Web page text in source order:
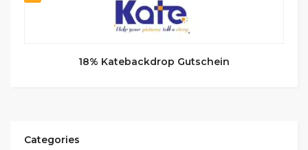
18% Katebackdrop Gutschein
Categories